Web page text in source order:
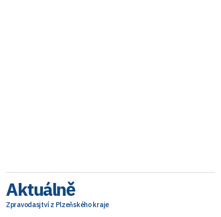
Aktuálně
Zpravodasjtví z Plzeňského kraje